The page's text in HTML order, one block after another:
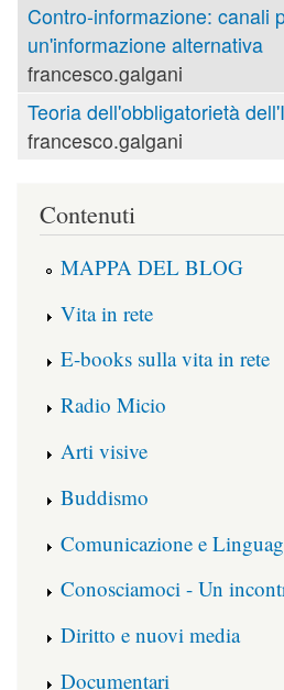
Contro-informazione: canali
un'informazione alternativa
francesco.galgani
Teoria dell'obbligatorietà
francesco.galgani
Contenuti
MAPPA DEL BLOG
Vita in rete
E-books sulla vita in rete
Radio Micio
Arti visive
Buddismo
Comunicazione e
Conosciamoci - Un
Diritto e nuovi media
Documentari